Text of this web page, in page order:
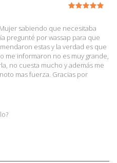
sabiendo que necesitaba
pregunté por wassap para que
estas y la verdad es que
me informaron no es muy grande,
no cuesta mucho y además me
mas fuerza. Gracias por